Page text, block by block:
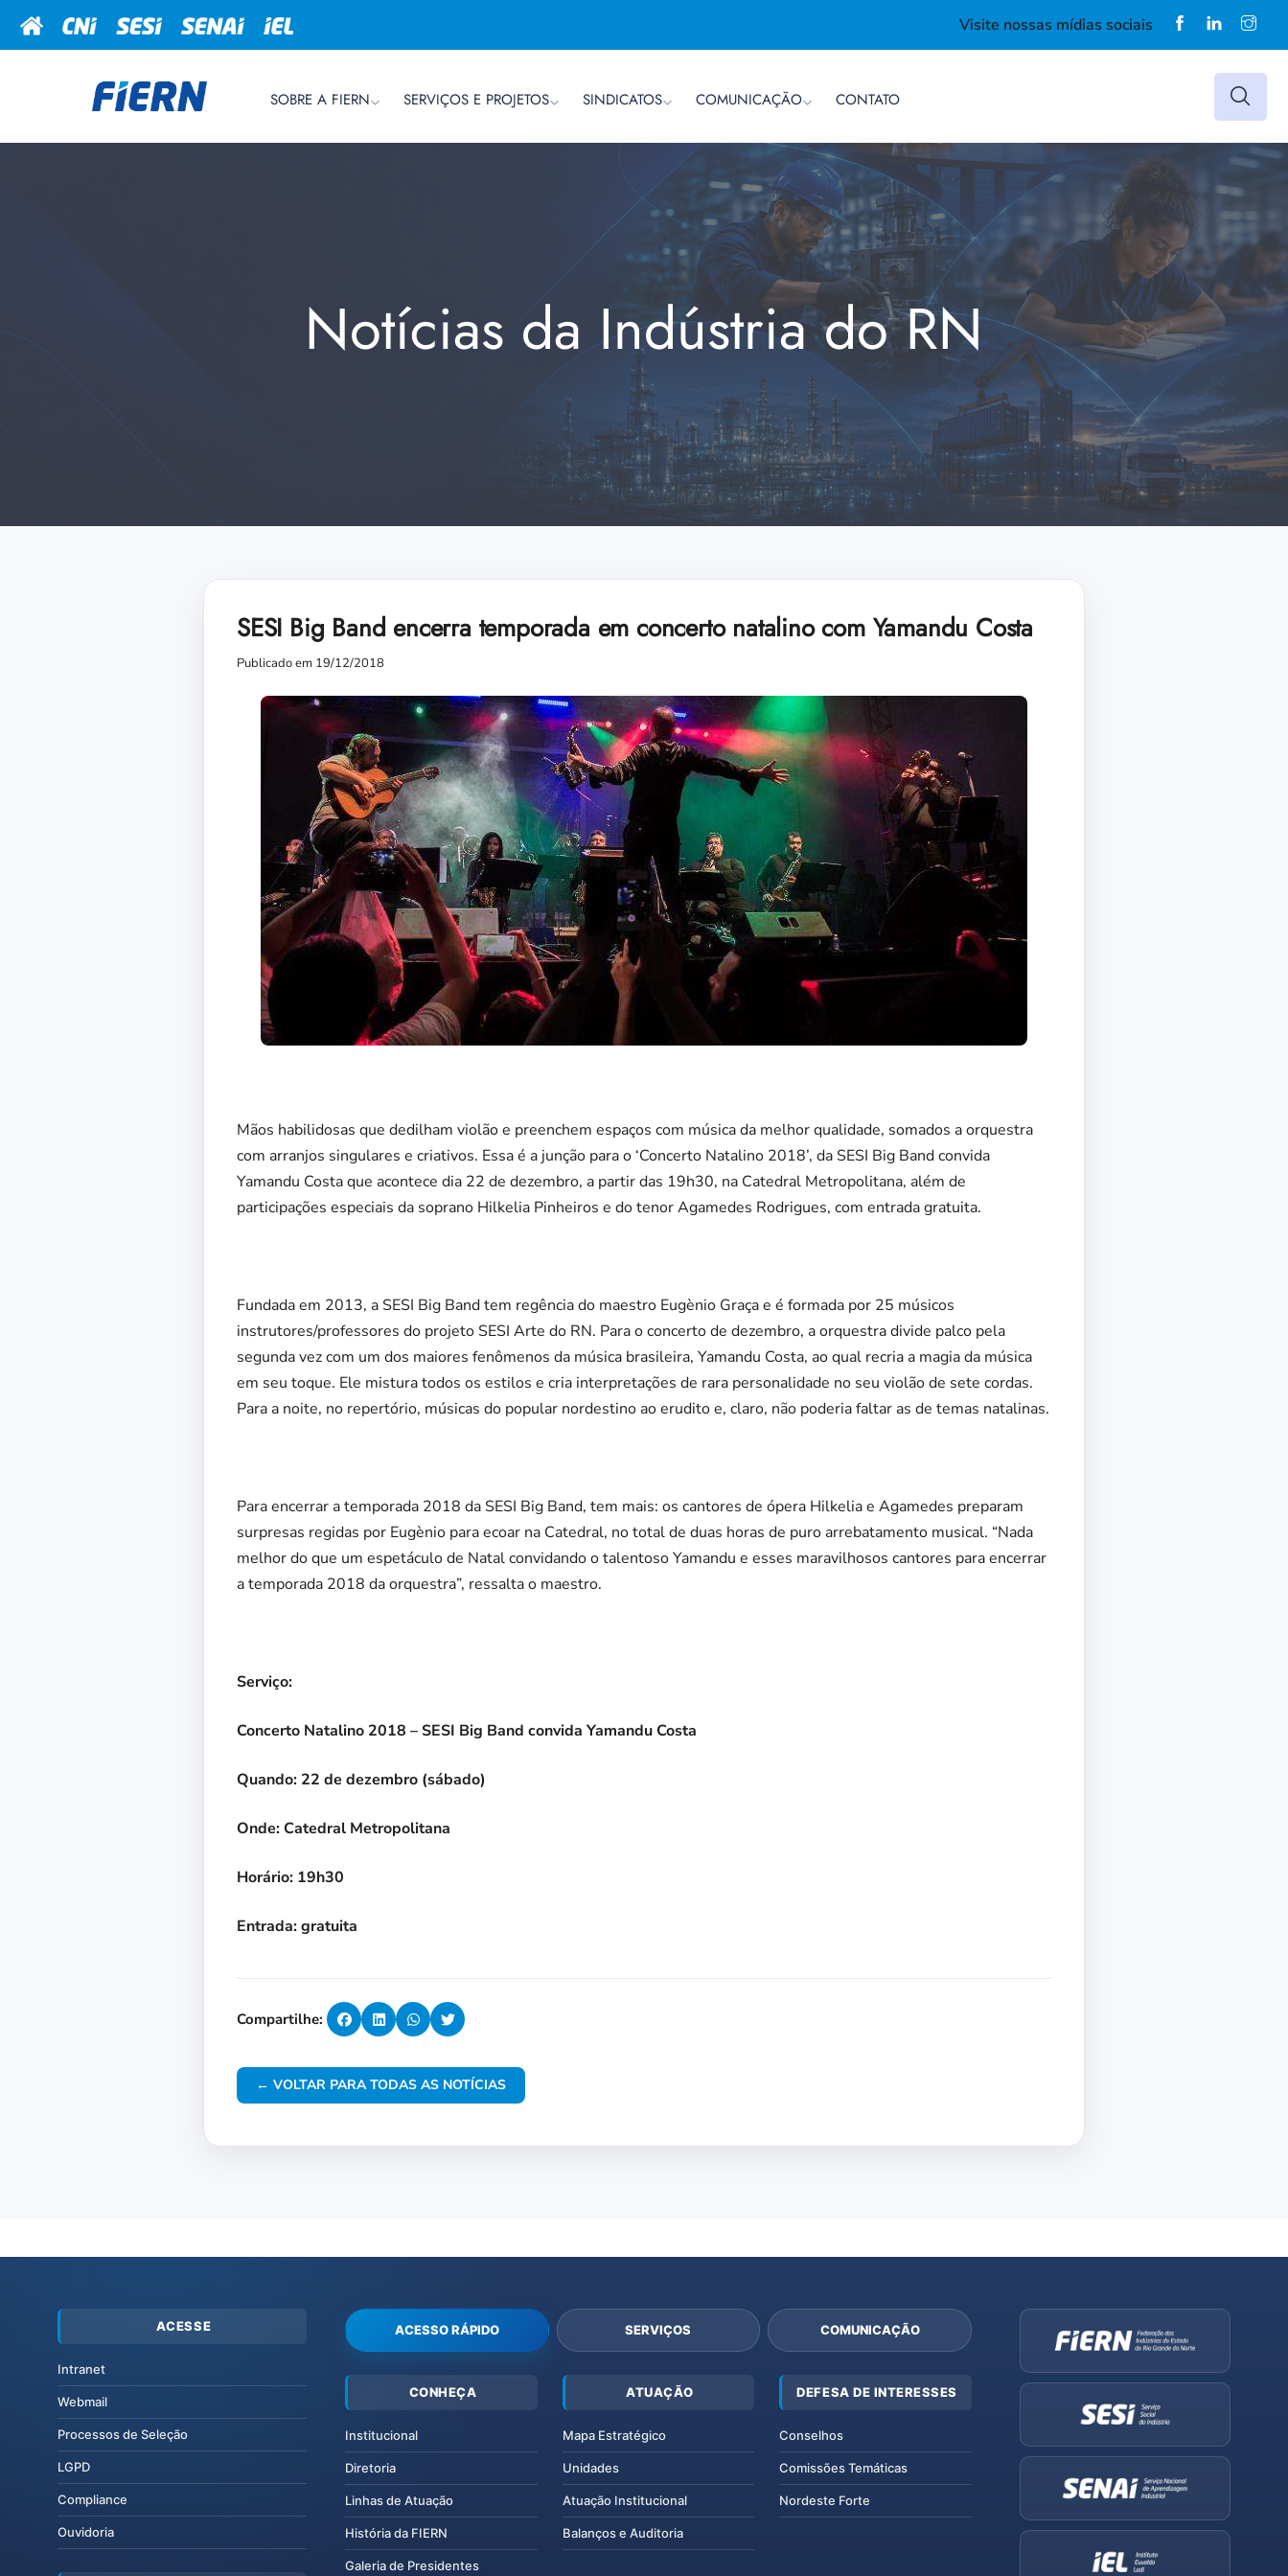
Visite nossas mídias sociais
SOBRE A FIERN SERVIÇOS E PROJETOS SINDICATOS COMUNICAÇÃO CONTATO
Notícias da Indústria do RN
SESI Big Band encerra temporada em concerto natalino com Yamandu Costa
Publicado em 19/12/2018
Mãos habilidosas que dedilham violão e preenchem espaços com música da melhor qualidade, somados a orquestra
com arranjos singulares e criativos. Essa é a junção para o ‘Concerto Natalino 2018’, da SESI Big Band convida
Yamandu Costa que acontece dia 22 de dezembro, a partir das 19h30, na Catedral Metropolitana, além de
participações especiais da soprano Hilkelia Pinheiros e do tenor Agamedes Rodrigues, com entrada gratuita.
Fundada em 2013, a SESI Big Band tem regência do maestro Eugènio Graça e é formada por 25 músicos
instrutores/professores do projeto SESI Arte do RN. Para o concerto de dezembro, a orquestra divide palco pela
segunda vez com um dos maiores fenômenos da música brasileira, Yamandu Costa, ao qual recria a magia da música
em seu toque. Ele mistura todos os estilos e cria interpretações de rara personalidade no seu violão de sete cordas.
Para a noite, no repertório, músicas do popular nordestino ao erudito e, claro, não poderia faltar as de temas natalinas.
Para encerrar a temporada 2018 da SESI Big Band, tem mais: os cantores de ópera Hilkelia e Agamedes preparam
surpresas regidas por Eugènio para ecoar na Catedral, no total de duas horas de puro arrebatamento musical. “Nada
melhor do que um espetáculo de Natal convidando o talentoso Yamandu e esses maravilhosos cantores para encerrar
a temporada 2018 da orquestra”, ressalta o maestro.
Serviço:
Concerto Natalino 2018 – SESI Big Band convida Yamandu Costa
Quando: 22 de dezembro (sábado)
Onde: Catedral Metropolitana
Horário: 19h30
Entrada: gratuita
Compartilhe:
← VOLTAR PARA TODAS AS NOTÍCIAS
ACESSE
Intranet
Webmail
Processos de Seleção
LGPD
Compliance
Ouvidoria
ACESSO RÁPIDO SERVIÇOS COMUNICAÇÃO
CONHEÇA
Institucional
Diretoria
Linhas de Atuação
História da FIERN
Galeria de Presidentes
ATUAÇÃO
Mapa Estratégico
Unidades
Atuação Institucional
Balanços e Auditoria
DEFESA DE INTERESSES
Conselhos
Comissões Temáticas
Nordeste Forte